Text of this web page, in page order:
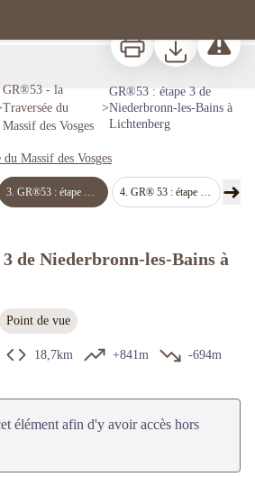
les-Bains à Lichtenberg
GR®53 - la
Traversée du
Massif des Vosges
>
GR®53 : étape 3 de
Niederbronn-les-Bains à
Lichtenberg
Massif des Vosges
3.GR®53 : étape 3 de Niederbronn-les-Bains à Lichtenberg 4. GR® 53 : étape 4 Lichtenberg à La Petite Pierre 5.
➜
de Niederbronn-les-Bains à
Point de vue
18,7km +841m
-694m
élément afin d'y avoir accès hors